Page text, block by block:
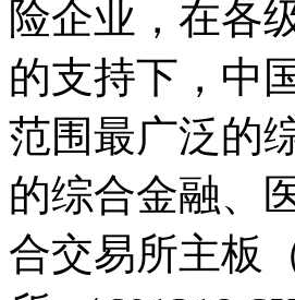
险企业，在各
的支持下，中
范围最广泛的
的综合金融、
合交易所主板